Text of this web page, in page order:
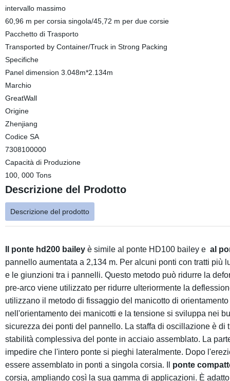
intervallo massimo
60,96 m per corsia singola/45,72 m per due corsie
Pacchetto di Trasporto
Transported by Container/Truck in Strong Packing
Specifiche
Panel dimension 3.048m*2.134m
Marchio
GreatWall
Origine
Zhenjiang
Codice SA
7308100000
Capacità di Produzione
100, 000 Tons
Descrizione del Prodotto
Descrizione del prodotto
Il ponte hd200 baileyè simile al ponte HD100 bailey e al
pannello aumentata a 2,134 m. Per alcuni ponti con tratti più
e le giunzioni tra i pannelli. Questo metodo può ridurre la
pre-arco viene utilizzato per ridurre ulteriormente la
utilizzano il metodo di fissaggio del manicotto di
nell'orientamento dei manicotti e la tensione si sviluppa nei
sicurezza dei ponti del pannello. La staffa di oscillazione è
stabilità complessiva del ponte in acciaio assemblato. La
impedire che l'intero ponte si pieghi lateralmente. Dopo
essere assemblato in ponti a singola corsia. Il
ponte
corsia, ampliando così la sua gamma di applicazioni. È